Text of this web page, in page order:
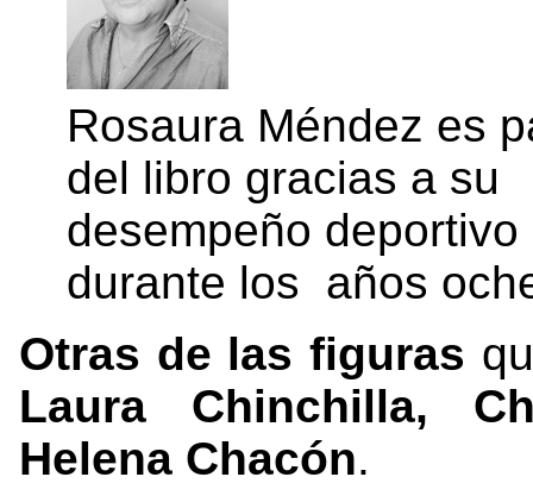
Rosaura Méndez es
del libro gracias a su
desempeño deportivo
durante los años
Otras de las figuras
Laura Chinchilla,
Helena Chacón.